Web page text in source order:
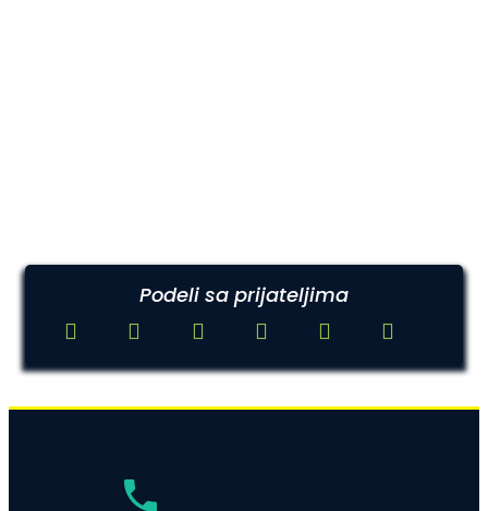
Podeli sa prijateljima